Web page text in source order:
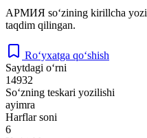
АРМИЯ so‘zining kirillcha
taqdim qilingan.
Ro‘yxatga qo‘shish
Saytdagi o‘rni
14932
So‘zning teskari yozilishi
ayimra
Harflar soni
6